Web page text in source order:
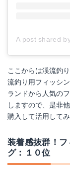
A post shared
ここからは渓流釣
流釣り用フィッシ
ランドから人気の
しますので、是非
購入して活用して
装着感抜群！
グ：１０位